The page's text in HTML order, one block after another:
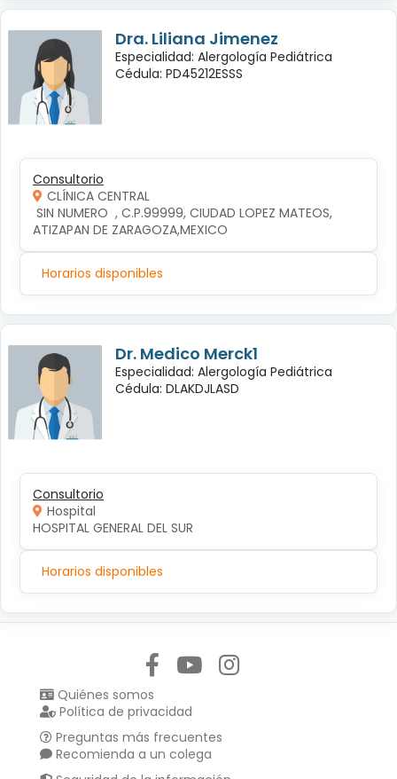
Dra. Liliana Jimenez
Especialidad: Alergología Pediátrica
Cédula: PD45212ESSS
Consultorio
CLÍNICA CENTRAL
ATIZAPAN DE ZARAGOZA,MEXICO
Horarios disponibles
Dr. Medico Merck1
Especialidad: Alergología Pediátrica
Cédula: DLAKDJLASD
Consultorio
Hospital
HOSPITAL GENERAL DEL SUR
Horarios disponibles
Quiénes somos
Política de privacidad
Preguntas más frecuentes
Recomienda a un colega